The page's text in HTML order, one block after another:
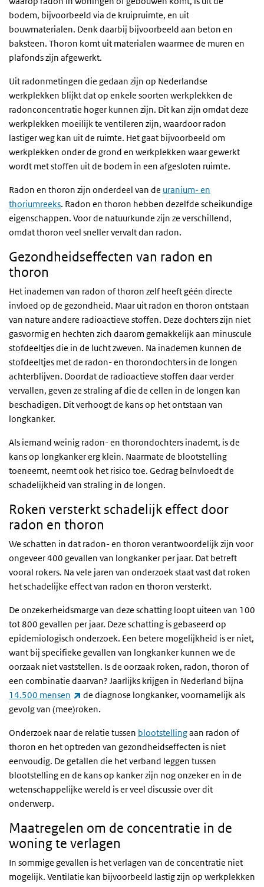
bodem, bijvoorbeeld via de kruipruimte, en uit
bouwmaterialen. Denk daarbij bijvoorbeeld aan beton en
baksteen. Thoron komt uit materialen waarmee de muren en
plafonds zijn afgewerkt.
Uit radonmetingen die gedaan zijn op Nederlandse
werkplekken blijkt dat op enkele soorten werkplekken de
radonconcentratie hoger kunnen zijn. Dit kan zijn omdat deze
werkplekken moeilijk te ventileren zijn, waardoor radon
lastiger weg kan uit de ruimte. Het gaat bijvoorbeeld om
werkplekken onder de grond en werkplekken waar gewerkt
wordt met stoffen uit de bodem in een afgesloten ruimte.
Radon en thoron zijn onderdeel van de uranium- en
thoriumreeks. Radon en thoron hebben dezelfde scheikundige
eigenschappen. Voor de natuurkunde zijn ze verschillend,
omdat thoron veel sneller vervalt dan radon.
Gezondheidseffecten van radon en
thoron
Het inademen van radon of thoron zelf heeft géén directe
invloed op de gezondheid. Maar uit radon en thoron ontstaan
van nature andere radioactieve stoffen. Deze dochters zijn niet
gasvormig en hechten zich daarom gemakkelijk aan minuscule
stofdeeltjes die in de lucht zweven. Na inademen kunnen de
stofdeeltjes met de radon- en thorondochters in de longen
achterblijven. Doordat de radioactieve stoffen daar verder
vervallen, geven ze straling af die de cellen in de longen kan
beschadigen. Dit verhoogt de kans op het ontstaan van
longkanker.
Als iemand weinig radon- en thorondochters inademt, is de
kans op longkanker erg klein. Naarmate de blootstelling
toeneemt, neemt ook het risico toe. Gedrag beïnvloedt de
schadelijkheid van straling in de longen.
Roken versterkt schadelijk effect door
radon en thoron
We schatten in dat radon- en thoron verantwoordelijk zijn voor
ongeveer 400 gevallen van longkanker per jaar. Dat betreft
vooral rokers. Na vele jaren van onderzoek staat vast dat roken
het schadelijke effect van radon en thoron versterkt.
De onzekerheidsmarge van deze schatting loopt uiteen van 100
tot 800 gevallen per jaar. Deze schatting is gebaseerd op
epidemiologisch onderzoek. Een betere mogelijkheid is er niet,
want bij specifieke gevallen van longkanker kunnen we de
oorzaak niet vaststellen. Is de oorzaak roken, radon, thoron of
een combinatie daarvan? Jaarlijks krijgen in Nederland bijna
14.500 mensen
(externe link)
de diagnose longkanker, voornamelijk als
gevolg van (mee)roken.
Onderzoek naar de relatie tussen blootstellingaan radon of
thoron en het optreden van gezondheidseffecten is niet
eenvoudig. De getallen die het verband leggen tussen
blootstelling en de kans op kanker zijn nog onzeker en in de
wetenschappelijke wereld is er veel discussie over dit
onderwerp.
Maatregelen om de concentratie in de
woning te verlagen
In sommige gevallen is het verlagen van de concentratie niet
mogelijk. Ventilatie kan bijvoorbeeld lastig zijn op werkplekken